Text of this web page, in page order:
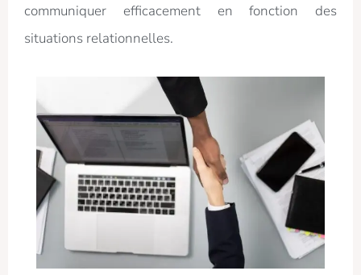
communiquer efficacement en fonction des
situations relationnelles.